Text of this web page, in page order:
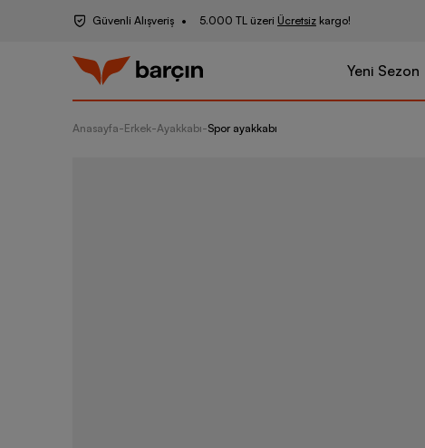
Güvenli Alışveriş 5.000 TL üzeri Ücretsiz kargo!
Yeni Sezon
Anasayfa-Erkek-Ayakkabı-Spor ayakkabı